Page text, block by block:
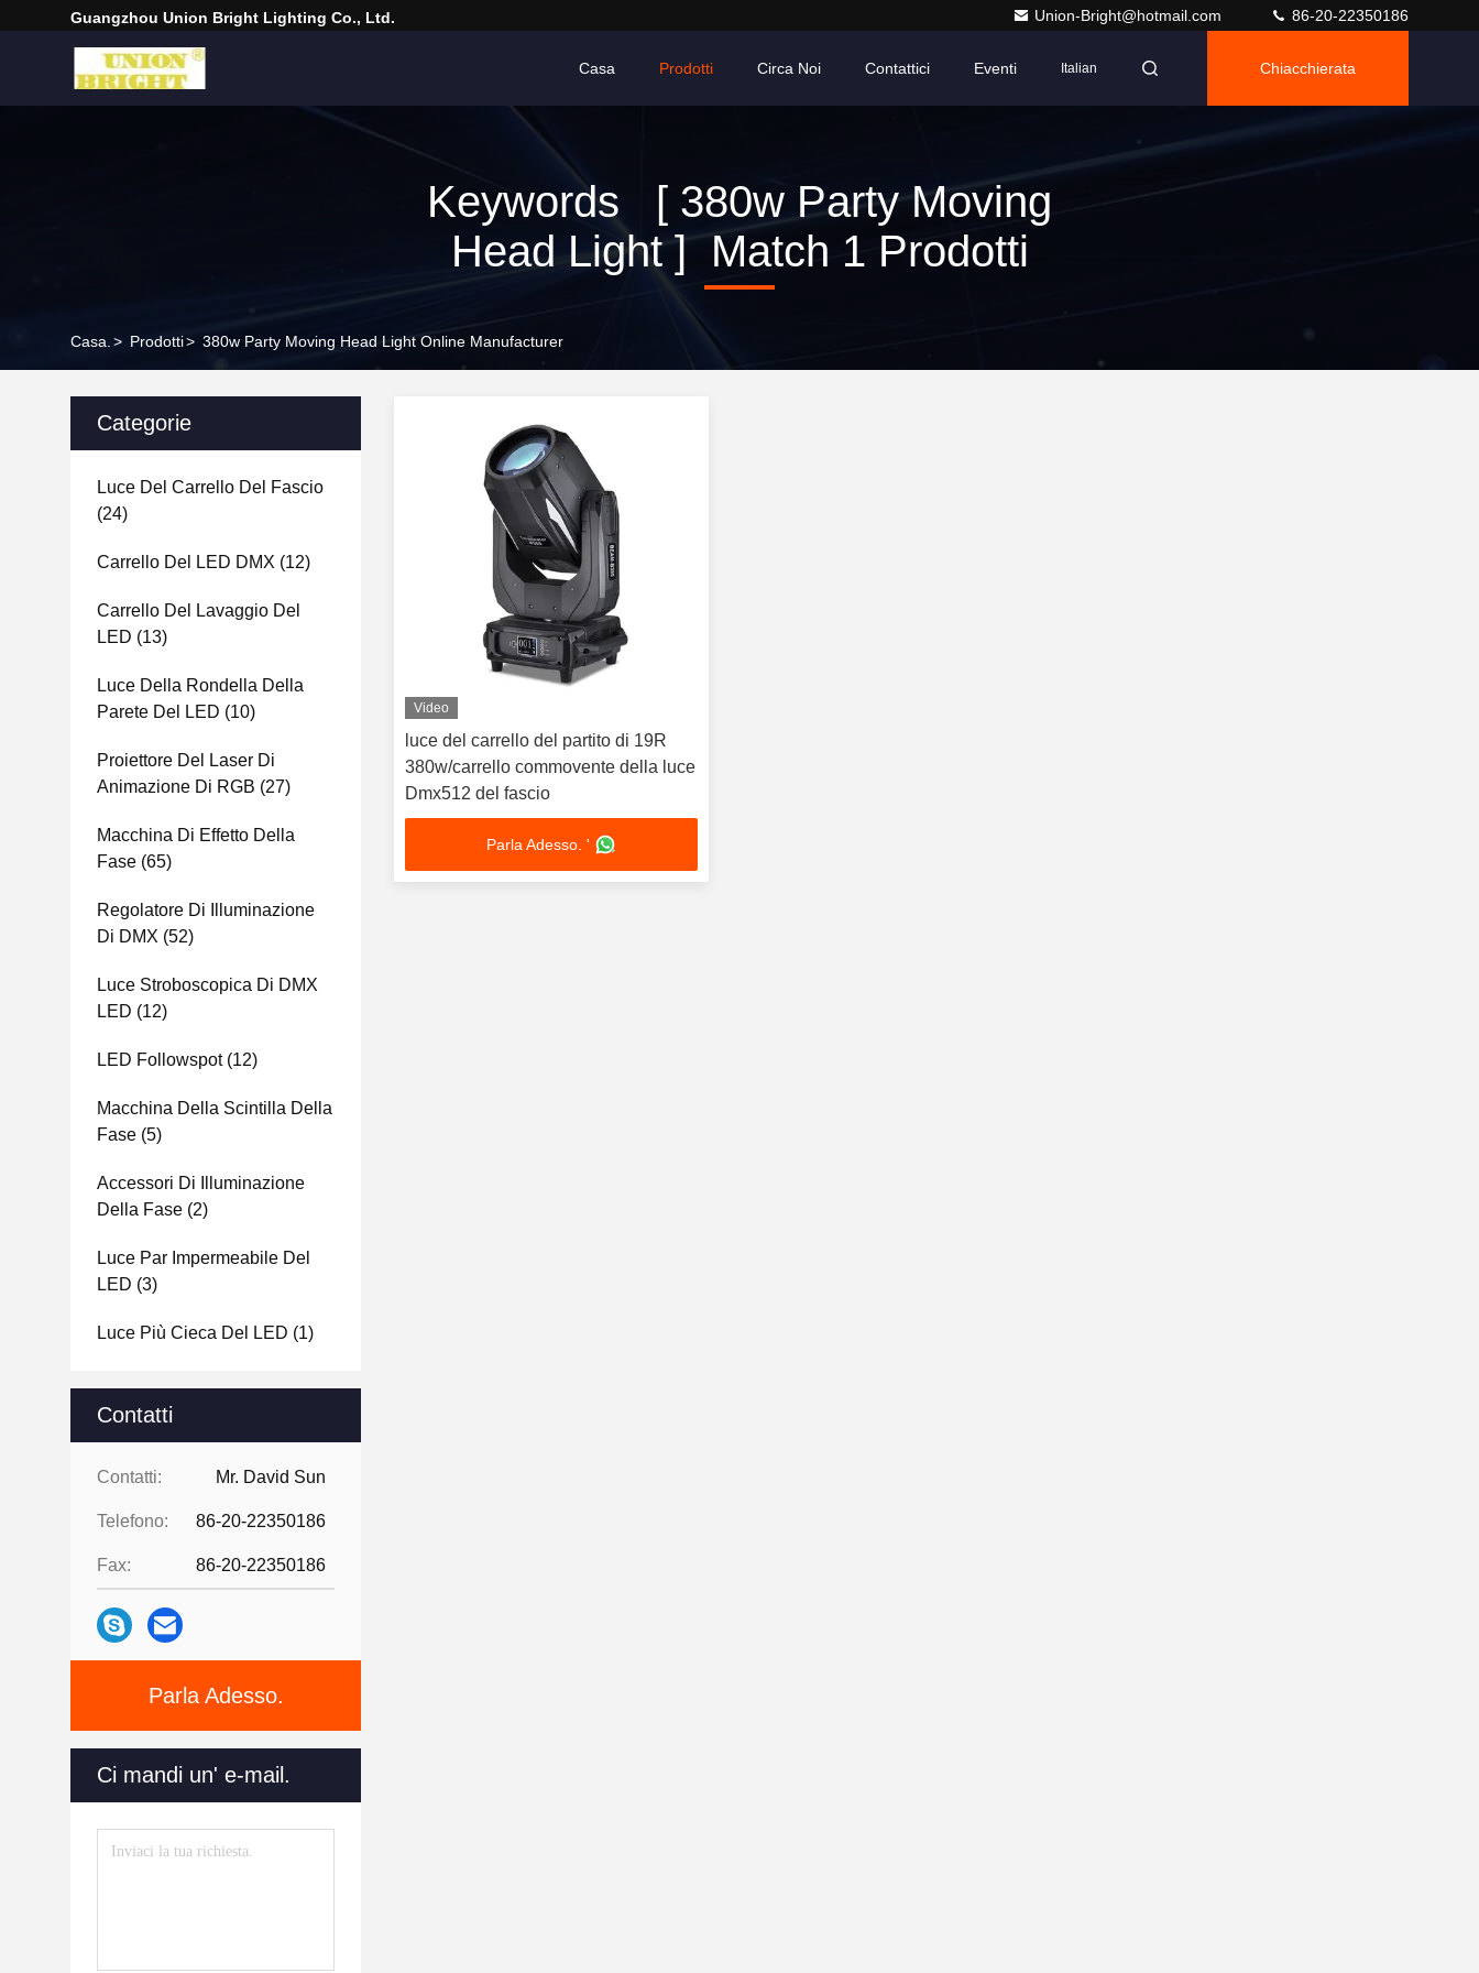
Guangzhou Union Bright Lighting Co., Ltd. Union-Bright@hotmail.com 86-20-22350186
Casa Prodotti Circa Noi Contattici Eventi Italian Chiacchierata
Keywords [ 380w Party Moving
Head Light ] Match 1 Prodotti
Casa. > Prodotti> 380w Party Moving Head Light Online Manufacturer
Categorie
Luce Del Carrello Del Fascio
(24)
Carrello Del LED DMX (12)
Carrello Del Lavaggio Del
LED (13)
Luce Della Rondella Della
Parete Del LED (10)
Proiettore Del Laser Di
Animazione Di RGB (27)
Macchina Di Effetto Della
Fase (65)
Regolatore Di Illuminazione
Di DMX (52)
Luce Stroboscopica Di DMX
LED (12)
LED Followspot(12)
Macchina Della Scintilla Della
Fase (5)
Accessori Di Illuminazione
Della Fase (2)
Luce Par Impermeabile Del
LED (3)
Luce Più Cieca Del LED (1)
Contatti
Contatti: Mr. David Sun
Telefono: 86-20-22350186
Fax: 86-20-22350186
Parla Adesso.
Ci mandi un' e-mail.
Video
luce del carrello del partito di 19R
380w/carrello commovente della luce
Dmx512 del fascio
Parla Adesso. '